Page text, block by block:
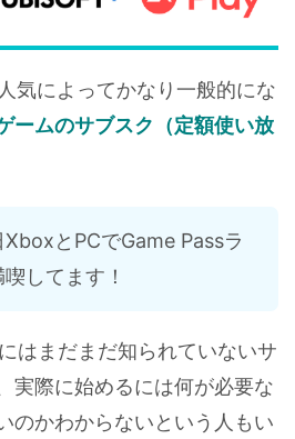
気によってかなり一般的にな
ームのサブスク（定額使い放
とPCでGame Passラ
してます！
はまだまだ知られていないサ
実際に始めるには何が必要な
のかわからないという人もい